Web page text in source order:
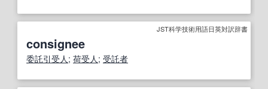
JST科学技術用語日英対訳辞書
consignee
委託引受人; 荷受人; 受託者